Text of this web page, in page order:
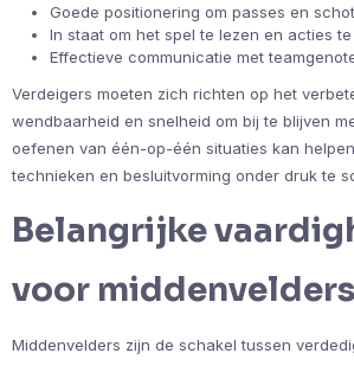
Goede positionering om passes en
In staat om het spel te lezen en acties
Effectieve communicatie met
Verdeigers moeten zich richten op het
wendbaarheid en snelheid om bij te blijven
oefenen van één-op-één situaties kan
technieken en besluitvorming onder druk te
Belangrijke
voor middenvelders
Middenvelders zijn de schakel tussen